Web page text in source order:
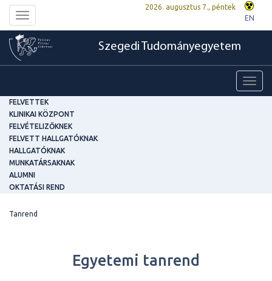
Toggle
navigation
2026. augusztus 7., péntek
EN
Szegedi Tudományegyetem
FELVETTEK
KLINIKAI KÖZPONT
FELVÉTELIZŐKNEK
FELVETT HALLGATÓKNAK
HALLGATÓKNAK
MUNKATÁRSAKNAK
ALUMNI
OKTATÁSI REND
Tanrend
Egyetemi tanrend